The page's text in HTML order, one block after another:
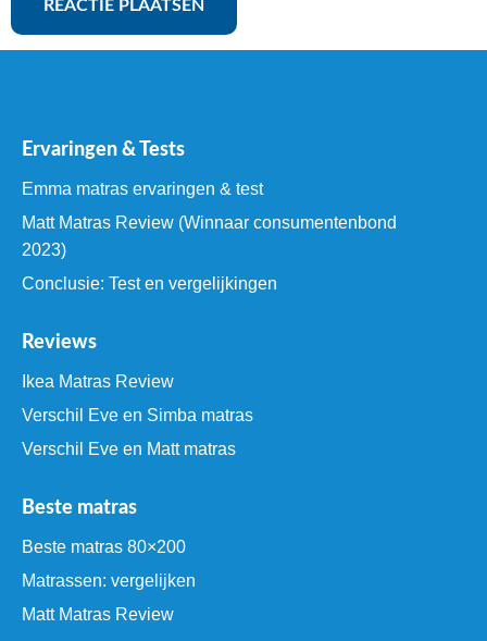
Ervaringen & Tests
Emma matras ervaringen & test
Matt Matras Review (Winnaar consumentenbond
2023)
Conclusie: Test en vergelijkingen
Reviews
Ikea Matras Review
Verschil Eve en Simba matras
Verschil Eve en Matt matras
Beste matras
Beste matras 80×200
Matrassen: vergelijken
Matt Matras Review